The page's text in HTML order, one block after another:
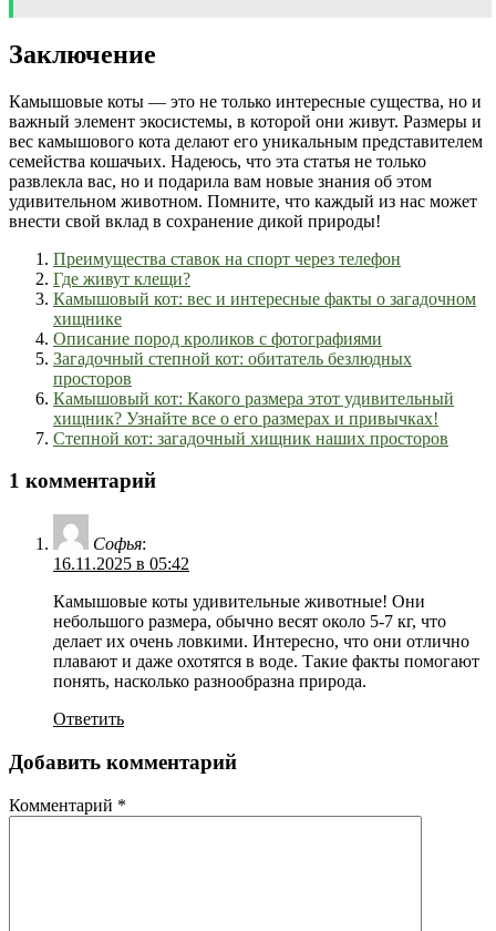
Заключение
Камышовые коты — это не только интересные существа, но и
важный элемент экосистемы, в которой они живут. Размеры и
вес камышового кота делают его уникальным представителем
семейства кошачьих. Надеюсь, что эта статья не только
развлекла вас, но и подарила вам новые знания об этом
удивительном животном. Помните, что каждый из нас может
внести свой вклад в сохранение дикой природы!
Преимущества ставок на спорт через телефон
Где живут клещи?
Камышовый кот: вес и интересные факты о загадочном
хищнике
Описание пород кроликов с фотографиями
Загадочный степной кот: обитатель безлюдных
просторов
Камышовый кот: Какого размера этот удивительный
хищник? Узнайте все о его размерах и привычках!
Степной кот: загадочный хищник наших просторов
1 комментарий
Софья:
16.11.2025 в 05:42
Камышовые коты удивительные животные! Они
небольшого размера, обычно весят около 5-7 кг, что
делает их очень ловкими. Интересно, что они отлично
плавают и даже охотятся в воде. Такие факты помогают
понять, насколько разнообразна природа.
Ответить
Добавить комментарий
Комментарий *